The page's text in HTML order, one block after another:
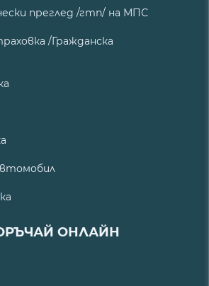
преглед /гтп/ на МПС
/Гражданска
ОНЛАЙН